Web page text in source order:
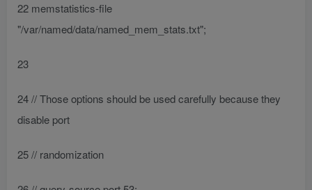
22 memstatistics-file
"/var/named/data/named_mem_stats.txt";
23
24 // Those options should be used carefully because they
disable port
25 // randomization